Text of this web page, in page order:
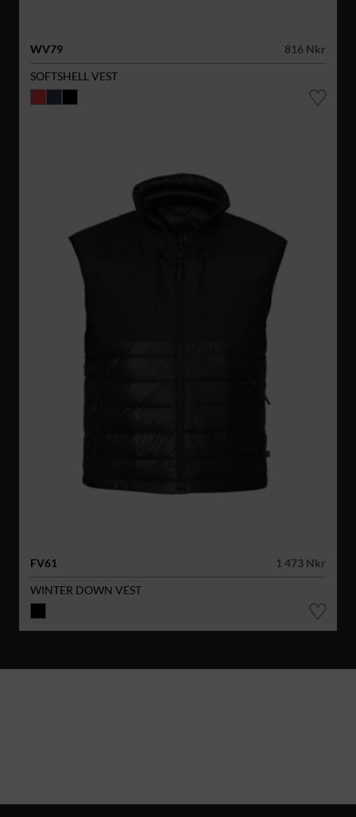
WV79
816 Nkr
SOFTSHELL VEST
FV61
1 473 Nkr
WINTER DOWN VEST